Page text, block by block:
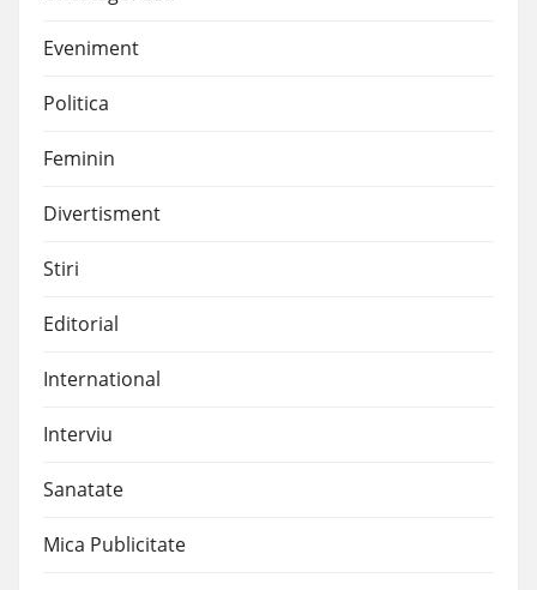
Eveniment
Politica
Feminin
Divertisment
Stiri
Editorial
International
Interviu
Sanatate
Mica Publicitate